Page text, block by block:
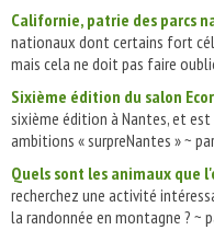
Californie, patrie des parcs
nationaux dont certains fort
mais cela ne doit pas faire
Sixième édition du salon
sixième édition à Nantes, et
ambitions « surpreNantes » ~
Quels sont les animaux que
recherchez une activité
la randonnée en montagne ? ~